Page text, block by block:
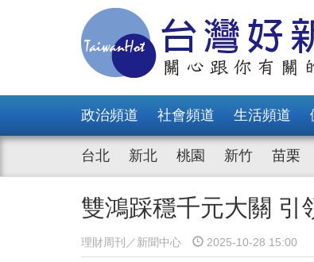
政治頻道 社會頻道 生活頻道
台北 新北 桃園 新竹 苗栗
雙鴻踩穩千元大關 引
理財周刊／新聞中心 2025-10-28 15:00